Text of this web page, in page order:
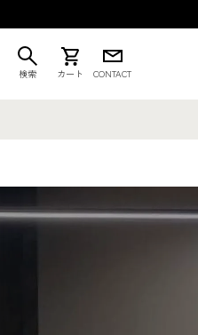
検索 カート CONTACT